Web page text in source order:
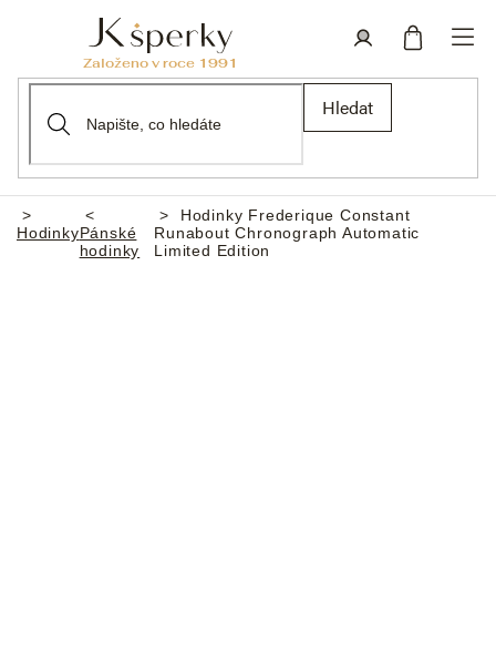
Hledat
Domů
HodinkyPánské
hodinky
Hodinky Frederique Constant
Runabout Chronograph Automatic
Limited Edition